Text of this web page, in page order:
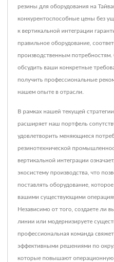
резины для оборудования на
конкурентоспособные цены без
к вертикальной интеграции
правильное оборудование,
производственным
обсудить ваши конкретные
получить профессиональные
нашем опыте в отрасли.
В рамках нашей текущей
расширяет наш портфель
удовлетворить меняющиеся
резинотехнической
вертикальной интеграции
экосистему производства, что
поставлять оборудование,
вашими существующими
Независимо от того, создаете ли
линии или модернизируете
профессиональная команда
эффективными решениями по
которые повышают операционную